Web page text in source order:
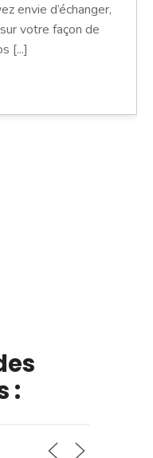
envie d’échanger,
votre façon de
[...]
: